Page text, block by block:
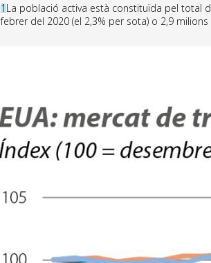
1La població activa està constituïda pel total
febrer del 2020 (el 2,3% per sota) o 2,9